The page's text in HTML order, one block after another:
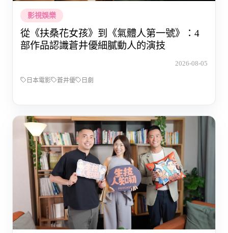
影視娛樂
從《扶桑花女孩》到《氣體人第一號》：4
部作品認識蒼井優細膩動人的演技
2026-08-05
日本電影 蒼井優 日劇